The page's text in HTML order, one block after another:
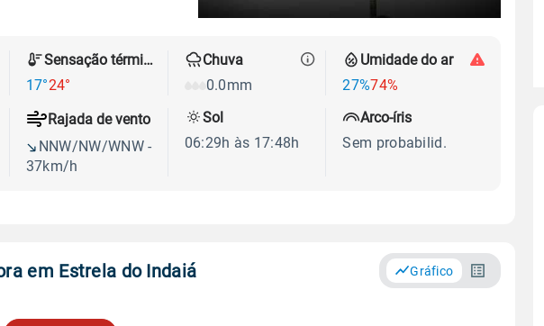
Sensação térmica
17°24°
Chuva
0.0mm
Umidade do ar
27%74%
Rajada de vento
NNW/NW/WNW -
37km/h
Sol
06:29h às 17:48h
Arco-íris
Sem probabilid.
em Estrela do Indaiá Gráfico